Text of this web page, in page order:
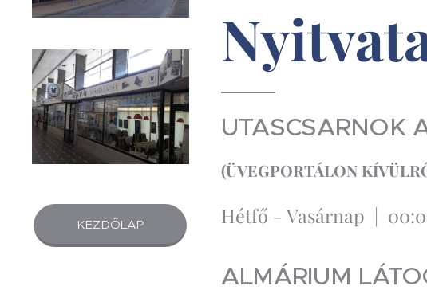
KEZDŐLAP
UTASCSARNOK
(ÜVEGPORTÁLON
Hétfő - Vasárnap |
ALMÁRIUM